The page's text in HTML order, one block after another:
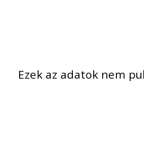
Ezek az adatok nem